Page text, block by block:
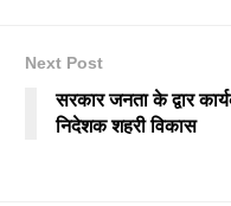
Next Post
सरकार जनता के द्वार
निदेशक शहरी विकास